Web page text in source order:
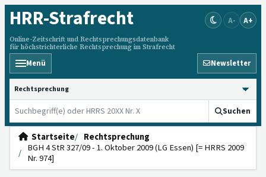
HRR-Strafrecht
Online-Zeitschrift und Rechtsprechungsdatenbank
für höchstrichterliche Rechtsprechung im Strafrecht
A- A+
Menü Newsletter
HRRS durchsuchen
Suchen
Startseite
Rechtsprechung
BGH 4 StR 327/09 - 1. Oktober 2009 (LG Essen) [= HRRS 2009
Nr. 974]